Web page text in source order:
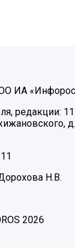
ИА
редакции:
Н.В.
2026